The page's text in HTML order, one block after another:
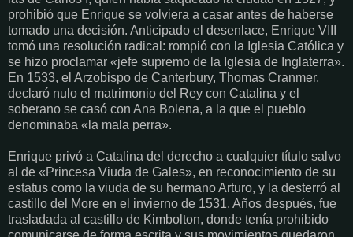
prohibió que Enrique se volviera a casar antes de haberse
tomado una decisión. Anticipado el desenlace, Enrique VIII
tomó una resolución radical: rompió con la Iglesia Católica y
se hizo proclamar «jefe supremo de la Iglesia de Inglaterra».
En 1533, el Arzobispo de Canterbury, Thomas Cranmer,
declaró nulo el matrimonio del Rey con Catalina y el
soberano se casó con Ana Bolena, a la que el pueblo
denominaba «la mala perra».
Enrique privó a Catalina del derecho a cualquier título salvo
al de «Princesa Viuda de Gales», en reconocimiento de su
estatus como la viuda de su hermano Arturo, y la desterró al
castillo del More en el invierno de 1531. Años después, fue
trasladada al castillo de Kimbolton, donde tenía prohibido